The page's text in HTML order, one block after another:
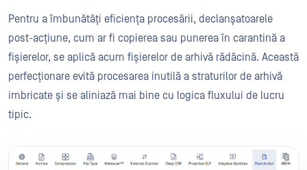
Pentru a îmbunătăți eficiența procesării, declanșatoarele
post-acțiune, cum ar fi copierea sau punerea în carantină a
fișierelor, se aplică acum fișierelor de arhivă rădăcină. Această
perfecționare evită procesarea inutilă a straturilor de arhivă
imbricate și se aliniază mai bine cu logica fluxului de lucru
tipic.